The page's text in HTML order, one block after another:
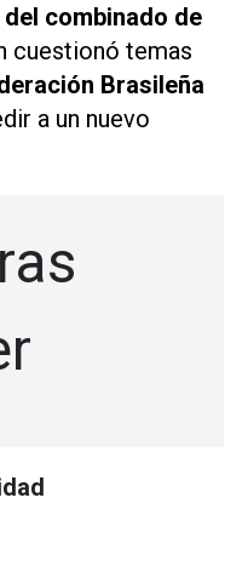
combinado de
cuestionó temas
Brasileña
a un nuevo